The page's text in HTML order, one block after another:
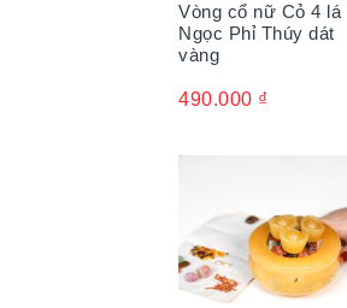
Vòng cổ nữ Cỏ 4 lá
Ngọc Phỉ Thúy dát
vàng
490.000 ₫